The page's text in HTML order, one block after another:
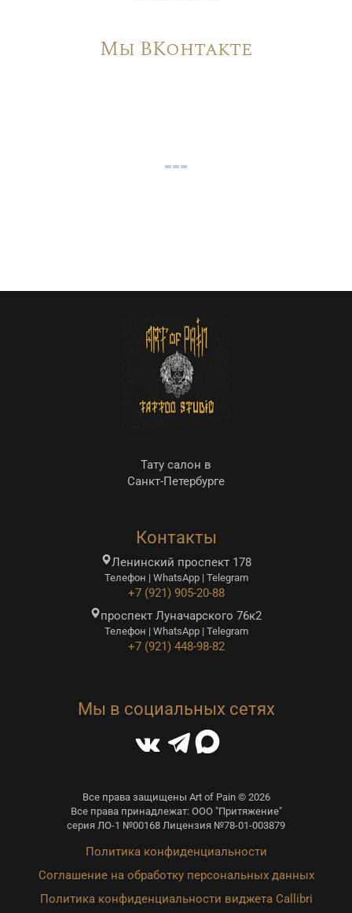
Мы ВКонтакте
Тату салон в
Санкт-Петербурге
Контакты
Ленинский проспект 178
Телефон | WhatsApp | Telegram
+7 (921) 905-20-88
проспект Луначарского 76к2
Телефон | WhatsApp | Telegram
+7 (921) 448-98-82
Мы в социальных сетях
Все права защищены Art of Pain © 2026
Все права принадлежат: ООО "Притяжение"
серия ЛО-1 №00168 Лицензия №78-01-003879
Политика конфиденциальности
Соглашение на обработку персональных данных
Политика конфиденциальности виджета Callibri